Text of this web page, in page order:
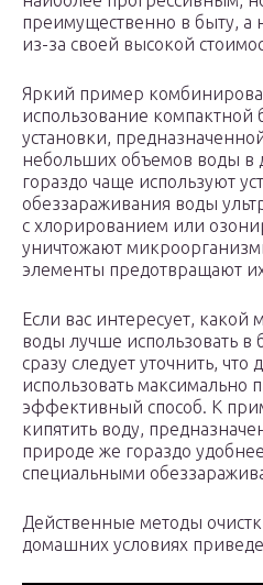
преимущественно в быту,
из-за своей высокой
Яркий пример
использование компактной
установки,
небольших объемов воды в
гораздо чаще используют
обеззараживания воды
с хлорированием или
уничтожают
элементы предотвращают
Если вас интересует, какой
воды лучше использовать в
сразу следует уточнить,
использовать максимально
эффективный способ. К
кипятить воду,
природе же гораздо
специальными
Действенные методы
домашних условиях